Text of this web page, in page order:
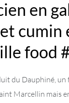
en
cumin
food
du Dauphiné, un
Marcellin mais